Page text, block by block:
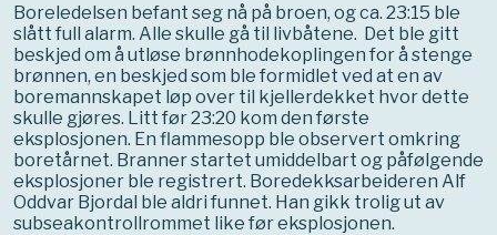
Boreledelsen befant seg nå på broen, og ca. 23:15 ble
slått full alarm. Alle skulle gå til livbåtene. Det ble gitt
beskjed om å utløse brønnhodekoplingen for å stenge
brønnen, en beskjed som ble formidlet ved at en av
boremannskapet løp over til kjellerdekket hvor dette
skulle gjøres. Litt før 23:20 kom den første
eksplosjonen. En flammesopp ble observert omkring
boretårnet. Branner startet umiddelbart og påfølgende
eksplosjoner ble registrert. Boredekksarbeideren Alf
Oddvar Bjordal ble aldri funnet. Han gikk trolig ut av
subseakontrollrommet like før eksplosjonen.